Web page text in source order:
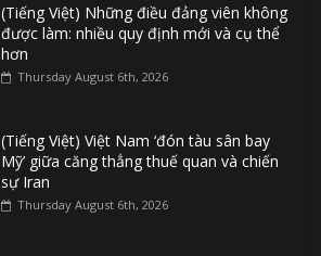
(Tiếng Việt) Những điều đảng viên không
được làm: nhiều quy định mới và cụ thể
hơn
Thursday August 6th, 2026
(Tiếng Việt) Việt Nam ‘đón tàu sân bay
Mỹ’ giữa căng thẳng thuế quan và chiến
sự Iran
Thursday August 6th, 2026